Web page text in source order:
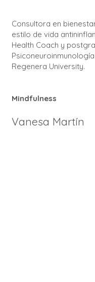
Consultora en
estilo de vida
Health Coach y
Regenera University.
Mindfulness
Vanesa Martín